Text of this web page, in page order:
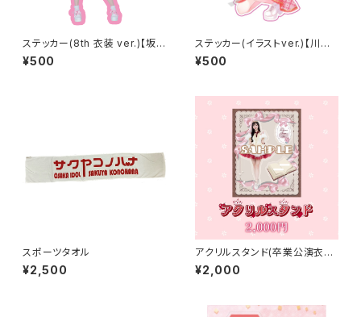
ステッカー(8th 衣装 ver.)【坂
井 真彩】
¥500
ステッカー(イラストver.)【川口
星】
¥500
スポーツタオル
¥2,500
アクリルスタンド(卒業公演衣装)
【永井 里桜】
¥2,000